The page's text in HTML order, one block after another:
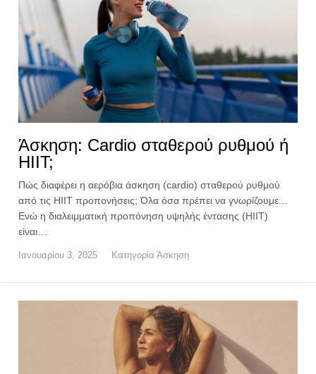
Άσκηση: Cardio σταθερού ρυθμού ή
HIIT;
Πώς διαφέρει η αερόβια άσκηση (cardio) σταθερού ρυθμού
από τις HIIT προπονήσεις; Όλα όσα πρέπει να γνωρίζουμε...
Ενώ η διαλειμματική προπόνηση υψηλής έντασης (HIIT)
είναι…
Ιανουαρίου 3, 2025 Κατηγορία Άσκηση